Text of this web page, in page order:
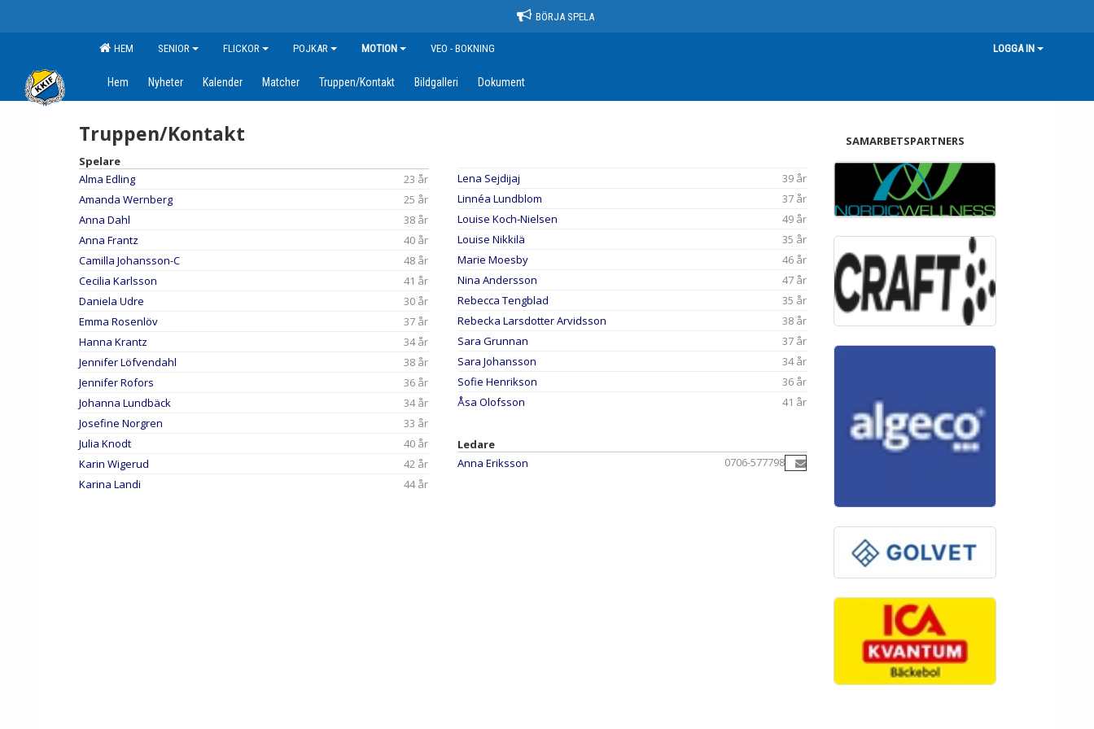
BÖRJA SPELA
HEM SENIOR FLICKOR POJKAR MOTION VEO - BOKNING LOGGA IN
Hem Nyheter Kalender Matcher Truppen/Kontakt Bildgalleri Dokument
Truppen/Kontakt
Spelare
Alma Edling
23 år
Amanda Wernberg
25 år
Anna Dahl
38 år
Anna Frantz
40 år
Camilla Johansson-C
48 år
Cecilia Karlsson
41 år
Daniela Udre
30 år
Emma Rosenlöv
37 år
Hanna Krantz
34 år
Jennifer Löfvendahl
38 år
Jennifer Rofors
36 år
Johanna Lundbäck
34 år
Josefine Norgren
33 år
Julia Knodt
40 år
Karin Wigerud
42 år
Karina Landi
44 år
Lena Sejdijaj
39 år
Linnéa Lundblom
37 år
Louise Koch-Nielsen
49 år
Louise Nikkilä
35 år
Marie Moesby
46 år
Nina Andersson
47 år
Rebecca Tengblad
35 år
Rebecka Larsdotter Arvidsson
38 år
Sara Grunnan
37 år
Sara Johansson
34 år
Sofie Henrikson
36 år
Åsa Olofsson
41 år
Ledare
Anna Eriksson
0706-577798
SAMARBETSPARTNERS